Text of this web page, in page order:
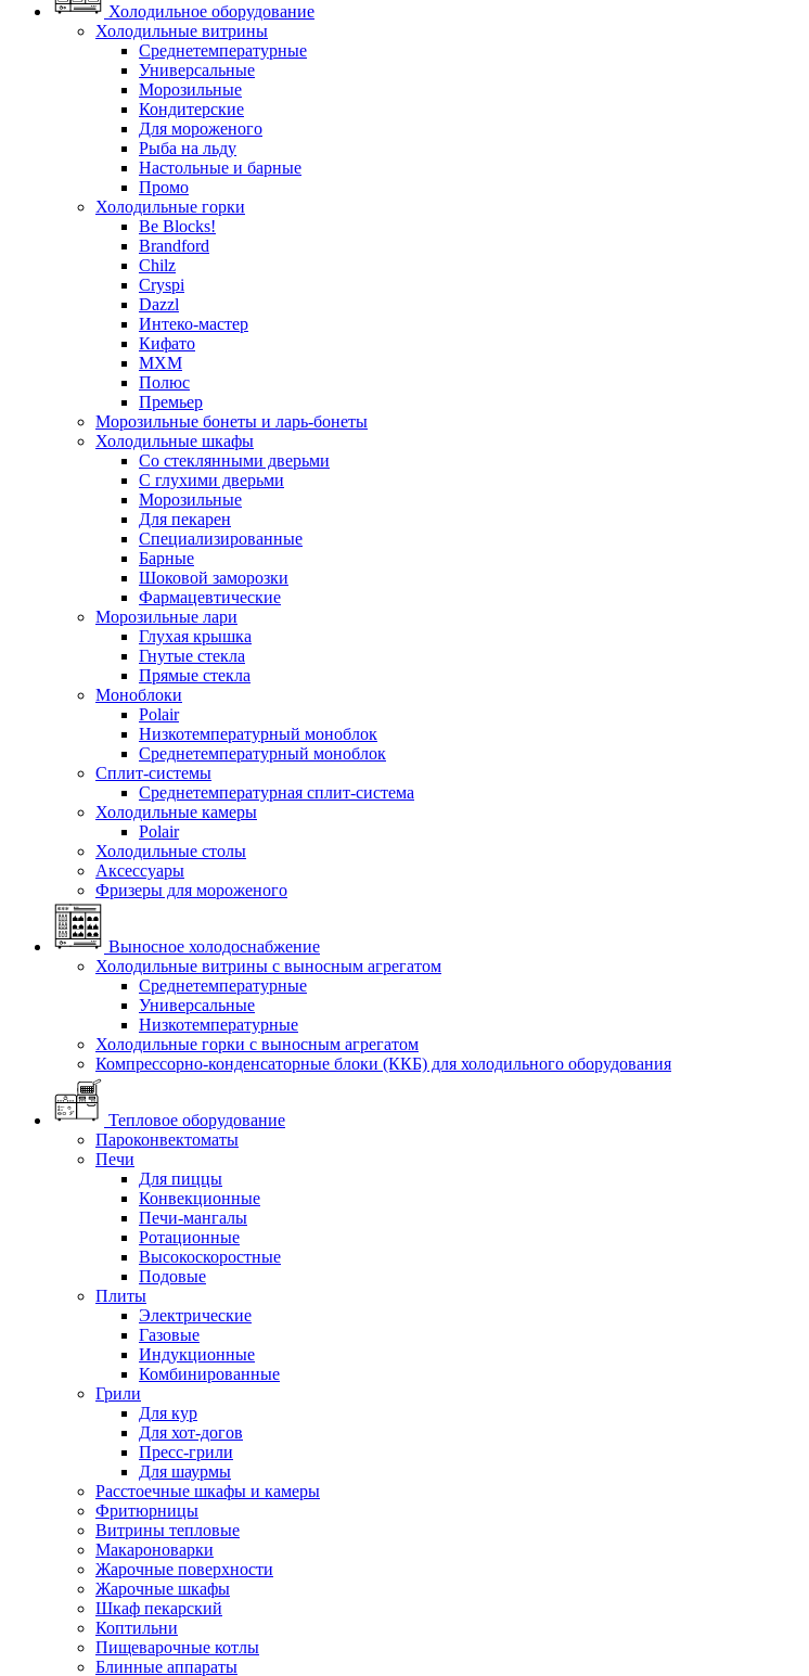
Холодильное оборудование
Холодильные витрины
Среднетемпературные
Универсальные
Морозильные
Кондитерские
Для мороженого
Рыба на льду
Настольные и барные
Промо
Холодильные горки
Be Blocks!
Brandford
Chilz
Cryspi
Dazzl
Интеко-мастер
Кифато
МХМ
Полюс
Премьер
Морозильные бонеты и ларь-бонеты
Холодильные шкафы
Со стеклянными дверьми
С глухими дверьми
Морозильные
Для пекарен
Специализированные
Барные
Шоковой заморозки
Фармацевтические
Морозильные лари
Глухая крышка
Гнутые стекла
Прямые стекла
Моноблоки
Polair
Низкотемпературный моноблок
Среднетемпературный моноблок
Сплит-системы
Среднетемпературная сплит-система
Холодильные камеры
Polair
Холодильные столы
Аксессуары
Фризеры для мороженого
Выносное холодоснабжение
Холодильные витрины с выносным агрегатом
Среднетемпературные
Универсальные
Низкотемпературные
Холодильные горки с выносным агрегатом
Компрессорно-конденсаторные блоки (ККБ) для холодильного оборудования
Тепловое оборудование
Пароконвектоматы
Печи
Для пиццы
Конвекционные
Печи-мангалы
Ротационные
Высокоскоростные
Подовые
Плиты
Электрические
Газовые
Индукционные
Комбинированные
Грили
Для кур
Для хот-догов
Пресс-грили
Для шаурмы
Расстоечные шкафы и камеры
Фритюрницы
Витрины тепловые
Макароноварки
Жарочные поверхности
Жарочные шкафы
Шкаф пекарский
Коптильни
Пищеварочные котлы
Блинные аппараты